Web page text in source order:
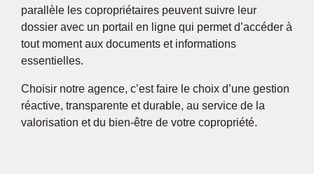
parallèle les copropriétaires peuvent suivre leur
dossier avec un portail en ligne qui permet d’accéder à
tout moment aux documents et informations
essentielles.
Choisir notre agence, c’est faire le choix d’une gestion
réactive, transparente et durable, au service de la
valorisation et du bien-être de votre copropriété.